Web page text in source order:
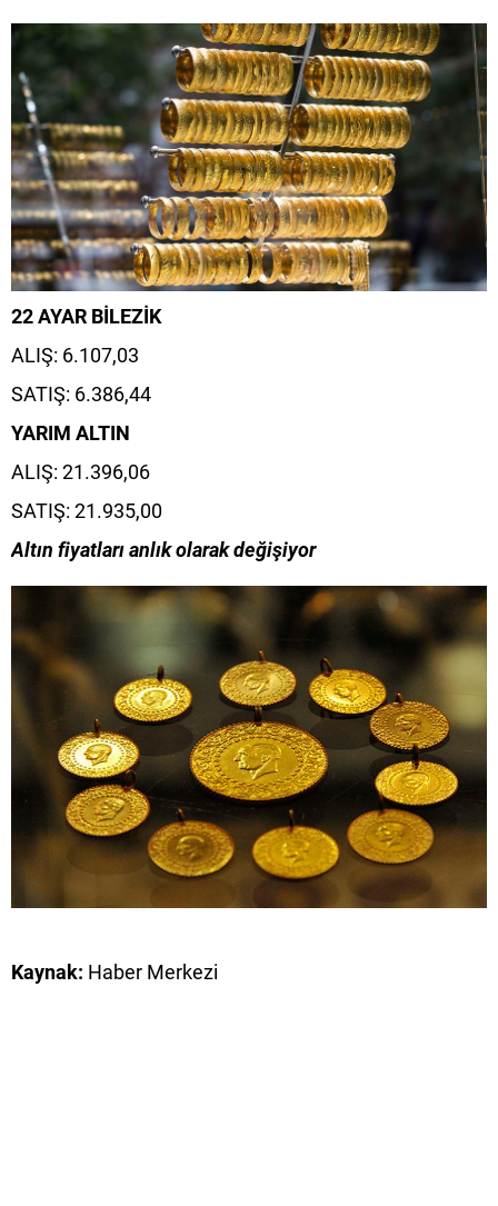
22 AYAR BİLEZİK
ALIŞ: 6.107,03
SATIŞ: 6.386,44
YARIM ALTIN
ALIŞ: 21.396,06
SATIŞ: 21.935,00
Altın fiyatları anlık olarak değişiyor
Kaynak: Haber Merkezi